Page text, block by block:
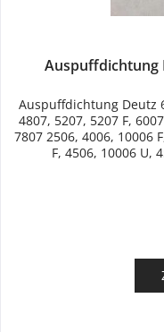
Auspuffdichtung
Auspuffdichtung Deutz
4807, 5207, 5207 F,
7807 2506, 4006, 10006
F, 4506, 10006 U,